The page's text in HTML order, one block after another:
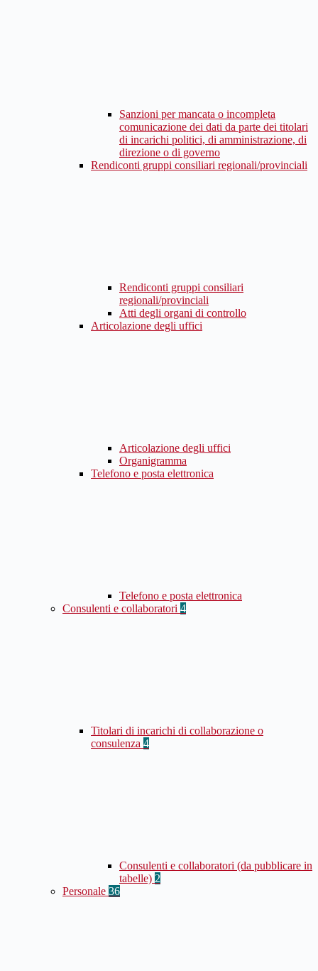
Sanzioni per mancata o incompleta
comunicazione dei dati da parte dei titolari
di incarichi politici, di amministrazione, di
direzione o di governo
Rendiconti gruppi consiliari regionali/provinciali
Rendiconti gruppi consiliari
regionali/provinciali
Atti degli organi di controllo
Articolazione degli uffici
Articolazione degli uffici
Organigramma
Telefono e posta elettronica
Telefono e posta elettronica
Consulenti e collaboratori 4
Titolari di incarichi di collaborazione o
consulenza 4
Consulenti e collaboratori (da pubblicare in
tabelle) 2
Personale 36